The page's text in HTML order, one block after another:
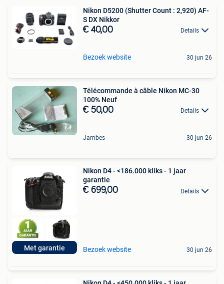
Nikon D5200 (Shutter Count : 2,920) AF-
S DX Nikkor
€ 40,00 Details
Bezoek website 30 jun 26
Télécommande à câble Nikon MC-30
100% Neuf
€ 50,00 Details
Jambes 30 jun 26
Met garantie
Nikon D4 - <186.000 kliks - 1 jaar
garantie
€ 699,00 Details
Bezoek website 30 jun 26